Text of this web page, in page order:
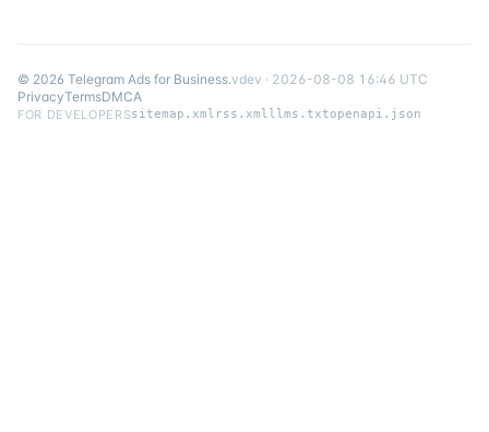
© 2026 Telegram Ads for Business.vdev · 2026-08-08 16:46 UTC
PrivacyTermsDMCA
FOR DEVELOPERSsitemap.xml rss.xmlllms.txtopenapi.json